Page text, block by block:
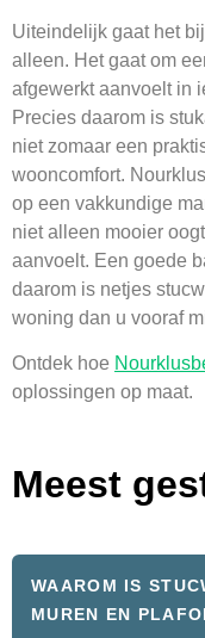
Uiteindelijk gaat het
alleen. Het gaat om
afgewerkt aanvoelt in
Precies daarom is
niet zomaar een
wooncomfort.
op een vakkundige
niet alleen mooier
aanvoelt. Een goede
daarom is netjes
woning dan u vooraf
Ontdek hoe
oplossingen op maat.
Meest
WAAROM IS
MUREN EN